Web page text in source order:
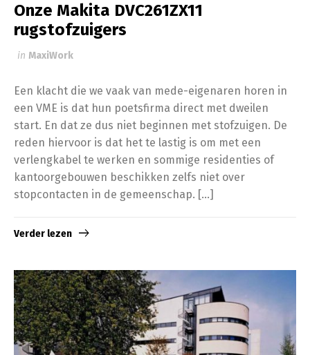
Onze Makita DVC261ZX11
rugstofzuigers
in MaxiWork
Een klacht die we vaak van mede-eigenaren horen in
een VME is dat hun poetsfirma direct met dweilen
start. En dat ze dus niet beginnen met stofzuigen. De
reden hiervoor is dat het te lastig is om met een
verlengkabel te werken en sommige residenties of
kantoorgebouwen beschikken zelfs niet over
stopcontacten in de gemeenschap. […]
Verder lezen